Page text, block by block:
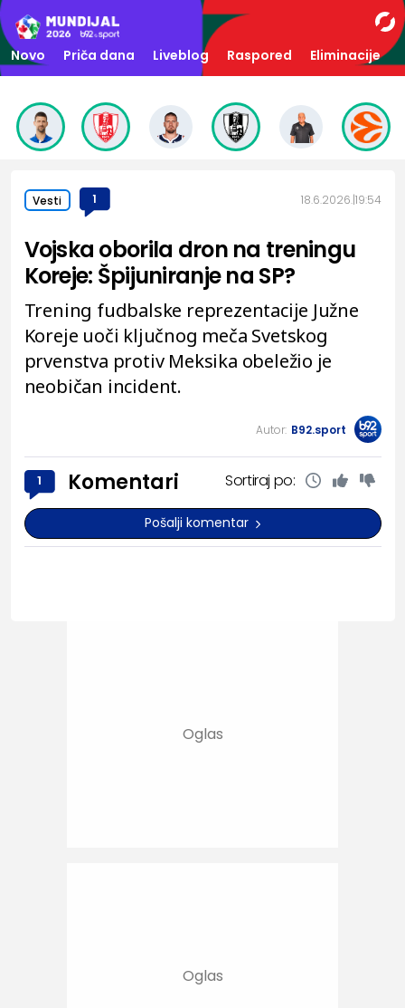
Novo Priča dana Liveblog Raspored Eliminacije
Vesti 1 18.6.2026. 19:54
Vojska oborila dron na treningu
Koreje: Špijuniranje na SP?
Trening fudbalske reprezentacije Južne
Koreje uoči ključnog meča Svetskog
prvenstva protiv Meksika obeležio je
neobičan incident.
Autor: B92.sport
1 Komentari Sortiraj po:
Pošalji komentar